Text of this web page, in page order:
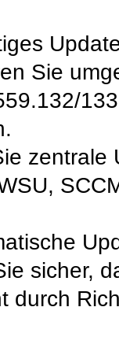
Sie
zentrale
sicher,
durch